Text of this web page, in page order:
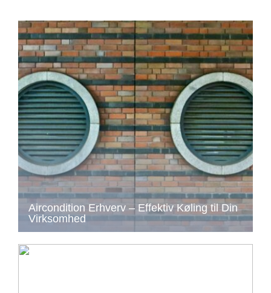
Aircondition Erhverv – Effektiv Køling til Din
Virksomhed